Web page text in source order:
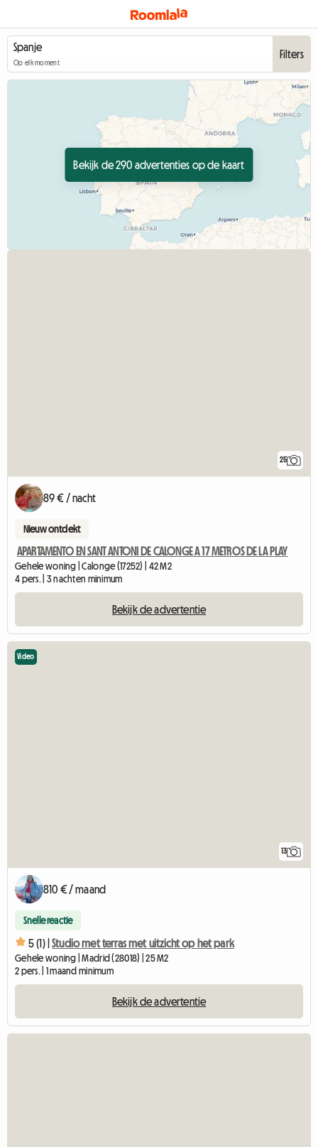
Op elk moment
Filters
Bekijk de 290 advertenties op de kaart
25
89 € / nacht
Nieuw ontdekt
APARTAMENTO EN SANT ANTONI DE CALONGE A 17 METROS DE LA PLAY
Gehele woning | Calonge (17252) | 42 M2
4 pers. | 3 nachten minimum
Bekijk de advertentie
13
Video
810 € / maand
Snelle reactie
5 (1) | Studio met terras met uitzicht op het park
Gehele woning | Madrid (28018) | 25 M2
2 pers. | 1 maand minimum
Bekijk de advertentie